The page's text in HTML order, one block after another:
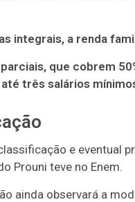
integrais, a renda
que cobrem
três salários
e eventual
Prouni teve no Enem.
ainda observará a